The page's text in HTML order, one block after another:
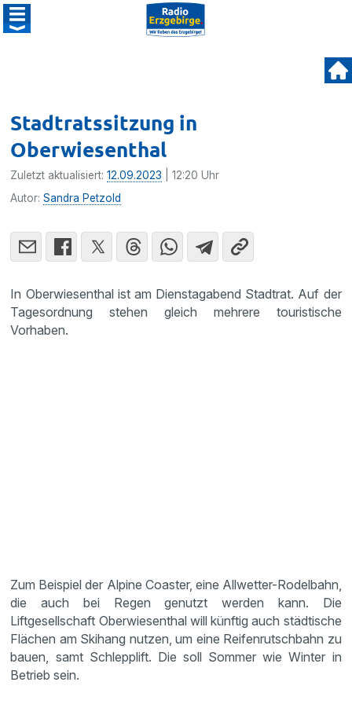
Stadtratssitzung in
Oberwiesenthal
Zuletzt aktualisiert:12.09.2023 | 12:20 Uhr
Autor:Sandra Petzold
In Oberwiesenthal ist am Dienstagabend Stadtrat. Auf der
Tagesordnung stehen gleich mehrere touristische
Vorhaben.
Zum Beispiel der Alpine Coaster, eine Allwetter-Rodelbahn,
die auch bei Regen genutzt werden kann. Die
Liftgesellschaft Oberwiesenthal will künftig auch städtische
Flächen am Skihang nutzen, um eine Reifenrutschbahn zu
bauen, samt Schlepplift. Die soll Sommer wie Winter in
Betrieb sein.